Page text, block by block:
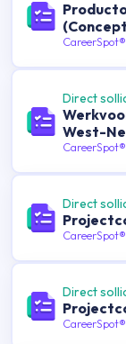
CareerSpot®
Direct
West-
CareerSpot®
Direct
CareerSpot®
Direct
CareerSpot®